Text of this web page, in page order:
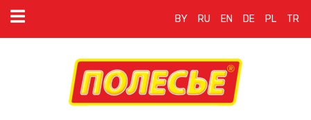
BY RU EN DE PL TR